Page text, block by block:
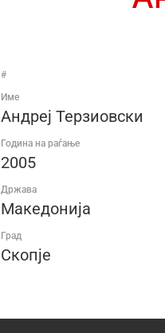
#
Име
Андреј Терзиовски
Година на раѓање
2005
Држава
Македонија
Град
Скопје